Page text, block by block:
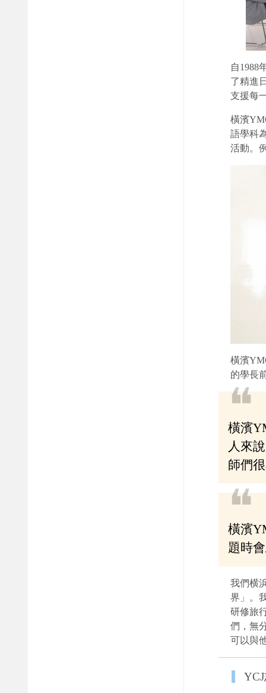
自1988
了精進
支援每
橫濱
語學科
活動。
橫濱
的學長
❝
橫濱
人來
師們
❝
橫濱
題時
我們横
界」。
研修旅
們，無
可以與